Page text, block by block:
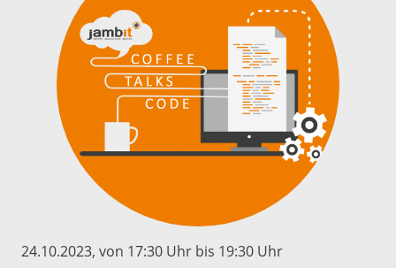
24.10.2023, von 17:30 Uhr bis 19:30 Uhr